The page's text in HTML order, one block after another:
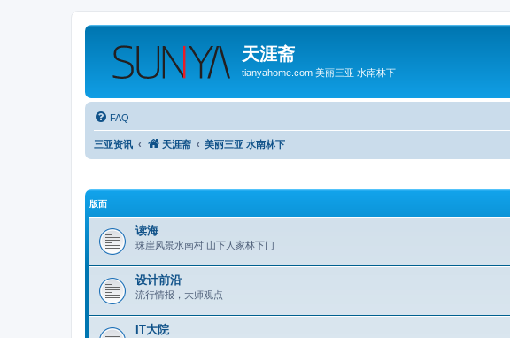
天涯斋
tianyahome.com 美丽三亚 水南林下
FAQ
三亚资讯 天涯斋 美丽三亚 水南林下
版面
读海
珠崖风景水南村 山下人家林下门
设计前沿
流行情报，大师观点
IT大院